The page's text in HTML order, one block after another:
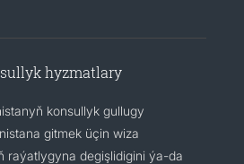
hyzmatlary
konsullyk gullugy
gitmek üçin wiza
raýatlygyna degişlidigini ýa-da